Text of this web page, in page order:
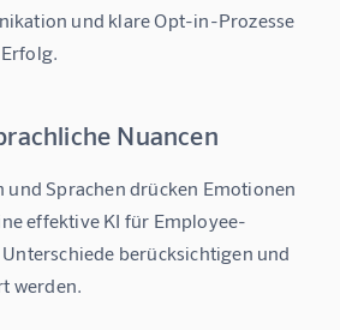
und klare Opt-in-Prozesse
Nuancen
und Sprachen drücken Emotionen
effektive KI für Employee-
berücksichtigen und
werden.